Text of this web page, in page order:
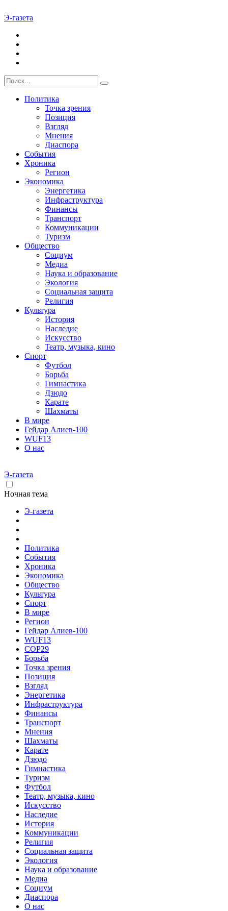
Э-газета
Политика
Точка зрения
Позиция
Взгляд
Мнения
Диаспора
События
Хроника
Регион
Экономика
Энергетика
Инфраструктура
Финансы
Транспорт
Коммуникации
Туризм
Общество
Социум
Медиа
Наука и образование
Экология
Социальная защита
Религия
Культура
История
Наследие
Искусство
Театр, музыка, кино
Спорт
Футбол
Борьба
Гимнастика
Дзюдо
Карате
Шахматы
В мире
Гейдар Алиев-100
WUF13
О нас
Э-газета
Ночная тема
Э-газета
Политика
События
Хроника
Экономика
Общество
Культура
Спорт
В мире
Регион
Гейдар Алиев-100
WUF13
COP29
Борьба
Точка зрения
Позиция
Взгляд
Энергетика
Инфраструктура
Финансы
Транспорт
Мнения
Шахматы
Карате
Дзюдо
Гимнастика
Туризм
Футбол
Театр, музыка, кино
Искусство
Наследие
История
Коммуникации
Религия
Социальная защита
Экология
Наука и образование
Медиа
Социум
Диаспора
О нас